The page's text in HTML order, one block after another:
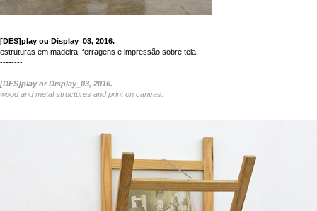
[DES]play ou Display_03, 2016.
estruturas em madeira, ferragens e impressão sobre tela.
--------
[DES]play or Display_03, 2016.
wood andmetalstructures and print on canvas.